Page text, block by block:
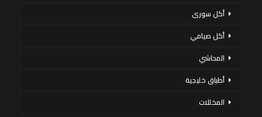
أكل سورى
أكل صيامي
المحاشي
أطباق خليجية
المخللات